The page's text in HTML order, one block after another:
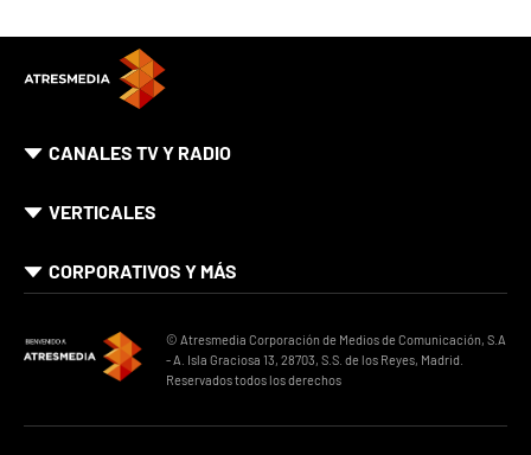
CANALES TV Y RADIO
VERTICALES
CORPORATIVOS Y MÁS
© Atresmedia Corporación de Medios de Comunicación, S.A
- A. Isla Graciosa 13, 28703, S.S. de los Reyes, Madrid.
Reservados todos los derechos